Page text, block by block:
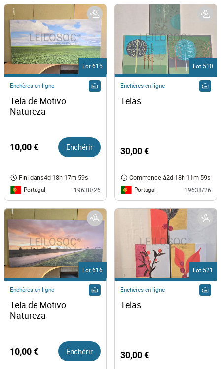
Lot 615
Enchères en ligne
Tela de Motivo
Natureza
10,00 € Enchérir
Fini dans4d 18h 17m 59s
Portugal 19638/26
Lot 510
Enchères en ligne
Telas
30,00 €
Commence à2d 18h 11m 59s
Portugal 19638/26
Lot 616
Enchères en ligne
Tela de Motivo
Natureza
10,00 € Enchérir
Lot 521
Enchères en ligne
Telas
30,00 €